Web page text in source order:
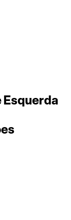
Esquerda